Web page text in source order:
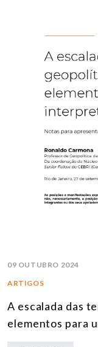
09 OUTUBRO 2024
ARTIGOS
A escalada das
elementos para